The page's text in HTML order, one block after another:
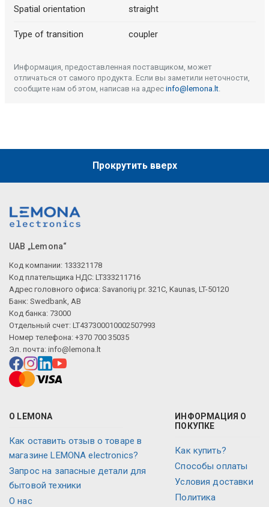
Spatial orientation straight
Type of transition coupler
Информация, предоставленная поставщиком, может
отличаться от самого продукта. Если вы заметили неточности,
сообщите нам об этом, написав на адрес info@lemona.lt.
Прокрутить вверх
UAB „Lemona“
Код компании: 133321178
Код плательщика НДС: LT333211716
Адрес головного офиса: Savanorių pr. 321C, Kaunas, LT-50120
Банк: Swedbank, AB
Код банка: 73000
Отдельный счет: LT437300010002507993
Номер телефона: +370 700 35035
Эл. почта: info@lemona.lt
О LEMONA
Как оставить отзыв о товаре в
магазине LEMONA electronics?
Запрос на запасные детали для
бытовой техники
O нас
ИНФОРМАЦИЯ О
ПОКУПКЕ
Как купить?
Способы оплаты
Условия доставки
Политика